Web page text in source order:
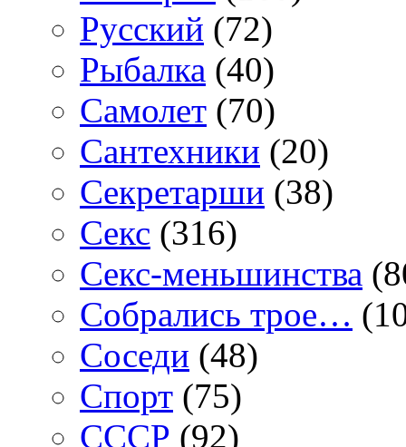
Русский (72)
Рыбалка (40)
Самолет (70)
Сантехники (20)
Секретарши (38)
Секс (316)
Секс-меньшинства
Собрались трое…
Соседи (48)
Спорт (75)
СССР (92)